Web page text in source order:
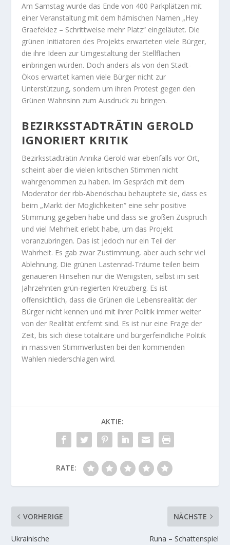
Am Samstag wurde das Ende von 400 Parkplätzen mit
einer Veranstaltung mit dem hämischen Namen „Hey
Graefekiez – Schrittweise mehr Platz“ eingeläutet. Die
grünen Initiatoren des Projekts erwarteten viele Bürger,
die ihre Ideen zur Umgestaltung der Stellflächen
einbringen würden. Doch anders als von den Stadt-
Ökos erwartet kamen viele Bürger nicht zur
Unterstützung, sondern um ihren Protest gegen den
Grünen Wahnsinn zum Ausdruck zu bringen.
BEZIRKSSTADTRÄTIN GEROLD
IGNORIERT KRITIK
Bezirksstadträtin Annika Gerold war ebenfalls vor Ort,
scheint aber die vielen kritischen Stimmen nicht
wahrgenommen zu haben. Im Gespräch mit dem
Moderator der rbb-Abendschau behauptete sie, dass es
beim „Markt der Möglichkeiten“ eine sehr positive
Stimmung gegeben habe und dass sie großen Zuspruch
und viel Mehrheit erlebt habe, um das Projekt
voranzubringen. Das ist jedoch nur ein Teil der
Wahrheit. Es gab zwar Zustimmung, aber auch sehr viel
Ablehnung. Die grünen Lastenrad-Träume teilen beim
genaueren Hinsehen nur die Wenigsten, selbst im seit
Jahrzehnten grün-regierten Kreuzberg. Es ist
offensichtlich, dass die Grünen die Lebensrealität der
Bürger nicht kennen und mit ihrer Politik immer weiter
von der Realität entfernt sind. Es ist nur eine Frage der
Zeit, bis sich diese totalitäre und bürgerfeindliche Politik
in massiven Stimmverlusten bei den kommenden
Wahlen niederschlagen wird.
AKTIE:
RATE:
VORHERIGE
Ukrainische
NÄCHSTE
Runa – Schattenspiel